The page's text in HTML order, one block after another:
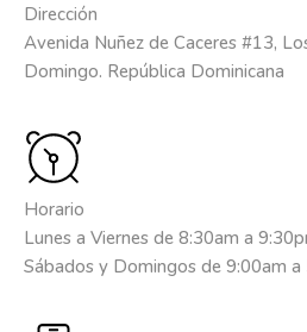
Dirección
Avenida Nuñez de Caceres #13,
Domingo. República Dominicana
Horario
Lunes a Viernes de 8:30am a
Sábados y Domingos de 9:00am a